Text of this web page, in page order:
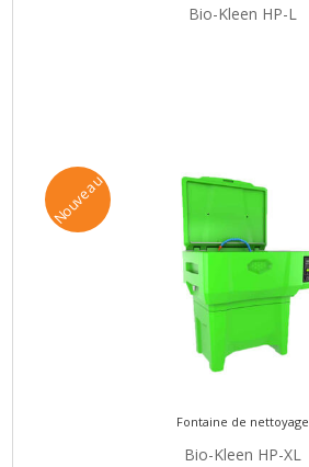
Bio-Kleen HP-L
Nouveau
Fontaine de nettoyage
Bio-Kleen HP-XL